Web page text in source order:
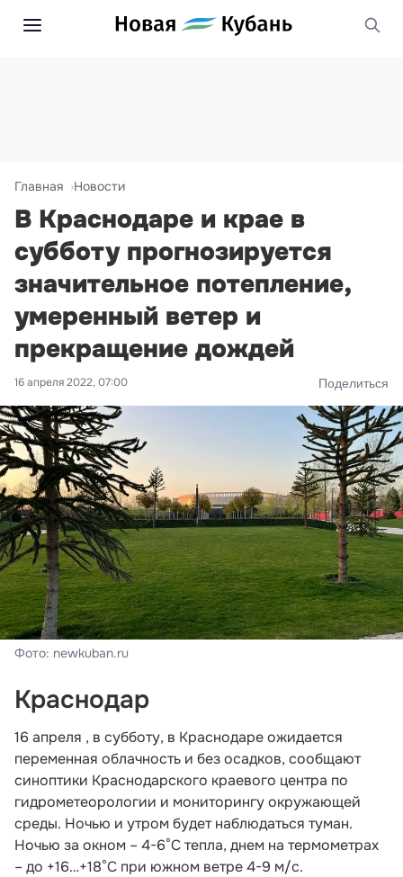
Главная Новости
В Краснодаре и крае в
субботу прогнозируется
значительное потепление,
умеренный ветер и
прекращение дождей
16 апреля 2022, 07:00 Поделиться
Фото: newkuban.ru
Краснодар
16 апреля , в субботу, в Краснодаре ожидается
переменная облачность и без осадков, сообщают
синоптики Краснодарского краевого центра по
гидрометеорологии и мониторингу окружающей
среды. Ночью и утром будет наблюдаться туман.
Ночью за окном – 4-6°С тепла, днем на термометрах
– до +16…+18°С при южном ветре 4-9 м/с.